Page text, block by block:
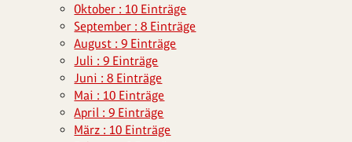
Oktober : 10 Einträge
September : 8 Einträge
August : 9 Einträge
Juli : 9 Einträge
Juni : 8 Einträge
Mai : 10 Einträge
April : 9 Einträge
März : 10 Einträge